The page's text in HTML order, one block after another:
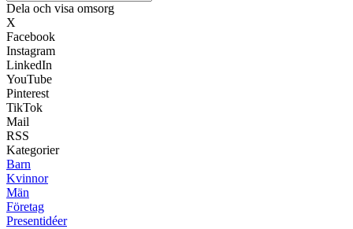
Dela och visa omsorg
X
Facebook
Instagram
LinkedIn
YouTube
Pinterest
TikTok
Mail
RSS
Kategorier
Barn
Kvinnor
Män
Företag
Presentidéer